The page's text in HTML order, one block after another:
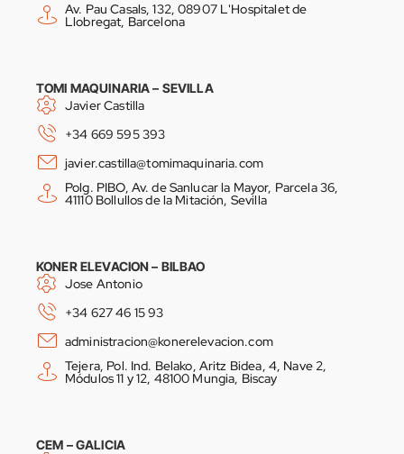
Av. Pau Casals, 132, 08907 L'Hospitalet de
Llobregat, Barcelona
TOMI MAQUINARIA – SEVILLA
Javier Castilla
+34 669 595 393
javier.castilla@tomimaquinaria.com
Polg. PIBO, Av. de Sanlucar la Mayor, Parcela 36,
41110 Bollullos de la Mitación, Sevilla
KONER ELEVACION – BILBAO
Jose Antonio
+34 627 46 15 93
administracion@konerelevacion.com
Tejera, Pol. Ind. Belako, Aritz Bidea, 4, Nave 2,
Módulos 11 y 12, 48100 Mungia, Biscay
CEM – GALICIA